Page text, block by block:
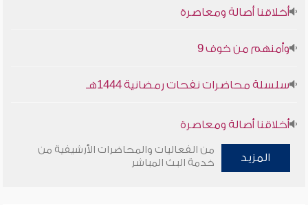
أخلاقنا أصالة ومعاصرة
وأمنهم من خوف 9
سلسلة محاضرات نفحات رمضانية 1444هـ
أخلاقنا أصالة ومعاصرة
وأمنهم من خوف 9
المزيد
من الفعاليات والمحاضرات الأرشيفية من
خدمة البث المباشر